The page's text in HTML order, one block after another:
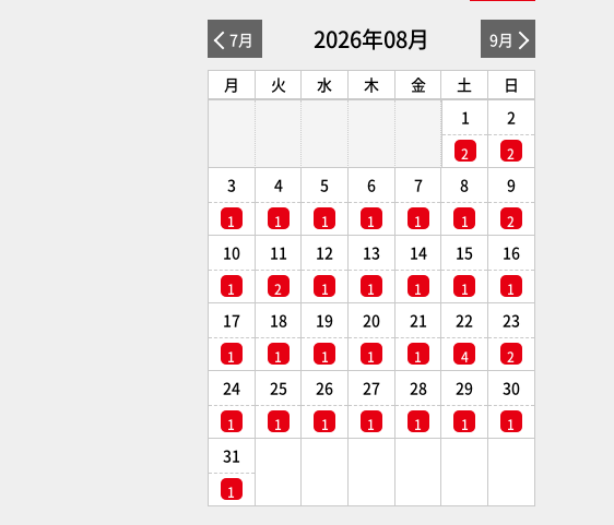
7月 2026年08月 9月
月 火 水 木 金 土
日
1
2
2
2
3
1
4
1
5
1
6
1
7
1
8
1
9
2
10
1
11
2
12
1
13
1
14
1
15
1
16
1
17
1
18
1
19
1
20
1
21
1
22
4
23
2
24
1
25
1
26
1
27
1
28
1
29
1
30
1
31
1